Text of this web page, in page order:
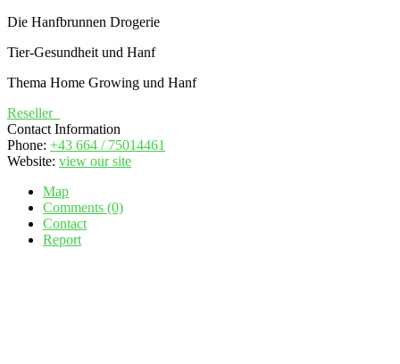
Die Hanfbrunnen Drogerie
Tier-Gesundheit und Hanf
Thema Home Growing und Hanf
Reseller
Contact Information
Phone: +43 664 / 75014461
Website: view our site
Map
Comments (0)
Contact
Report